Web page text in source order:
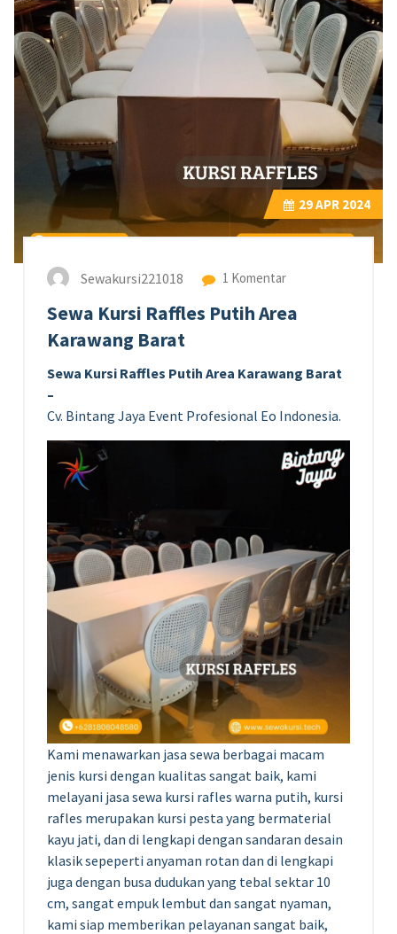
29APR 2024
Sewakursi221018 1 Komentar
Sewa Kursi Raffles Putih Area
Karawang Barat
Sewa Kursi Raffles Putih Area Karawang Barat
–
Cv. Bintang Jaya Event Profesional Eo Indonesia.
Kami menawarkan jasa sewa berbagai macam
jenis kursi dengan kualitas sangat baik, kami
melayani jasa sewa kursi rafles warna putih, kursi
rafles merupakan kursi pesta yang bermaterial
kayu jati, dan di lengkapi dengan sandaran desain
klasik sepeperti anyaman rotan dan di lengkapi
juga dengan busa dudukan yang tebal sektar 10
cm, sangat empuk lembut dan sangat nyaman,
kami siap memberikan pelayanan sangat baik,